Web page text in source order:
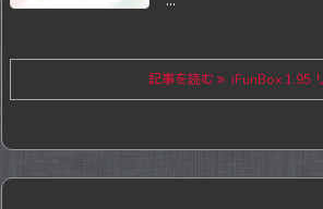
記事を読む iFunBox 1.95